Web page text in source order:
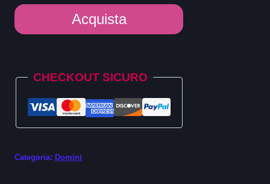
Dominio
.press
Acquista
CHECKOUT SICURO
Categoria: Domini